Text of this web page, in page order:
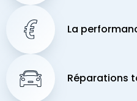
La
Réparations